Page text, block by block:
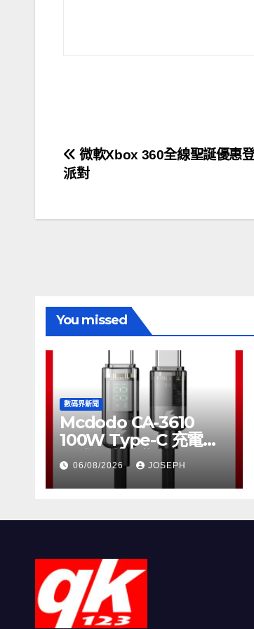
文
章
導
微軟Xbox 360全線聖誕優惠
派對
You missed
數碼界新聞
Mcdodo CA-3610
100W Type-C 充電線
正式上市，售價
HK$115
06/08/2026 JOSEPH